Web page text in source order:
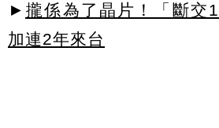
► 攏係為了晶片！「斷交
加連2年來台